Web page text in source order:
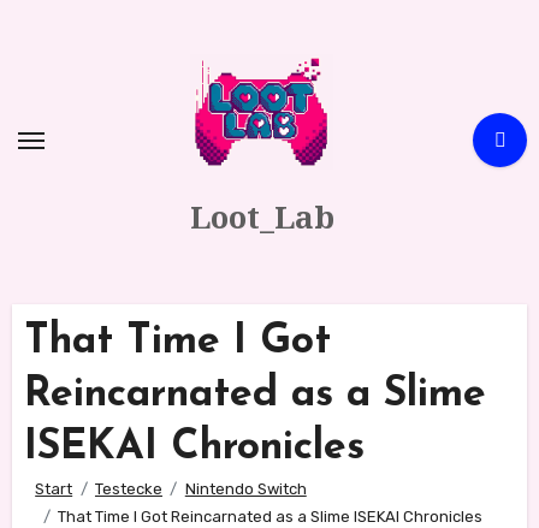
Loot_Lab
That Time I Got
Reincarnated as a Slime
ISEKAI Chronicles
Start Testecke
Nintendo Switch
That Time I Got Reincarnated as a Slime ISEKAI Chronicles